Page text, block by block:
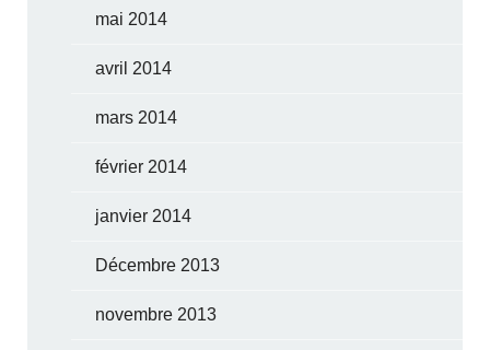
mai 2014
avril 2014
mars 2014
février 2014
janvier 2014
Décembre 2013
novembre 2013